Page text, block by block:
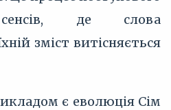
сенсів, де слова
зміст витісняється
є еволюція Сім